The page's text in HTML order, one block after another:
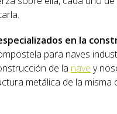
en la
para naves
de la nave y
metálica de la misma